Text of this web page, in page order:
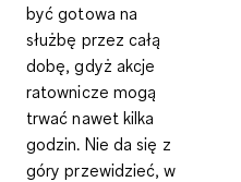
być gotowa na
służbę przez całą
dobę, gdyż akcje
ratownicze mogą
trwać nawet kilka
godzin. Nie da się z
góry przewidzieć, w